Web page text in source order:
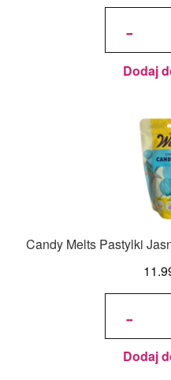
-
ilość
Pastylki
Czysta
Biel
125 g -
Wilton
Dodaj
Candy Melts Pastylki
-
ilość
Pastylki
Jasne
Niebieskie
125 g -
Wilton
Dodaj